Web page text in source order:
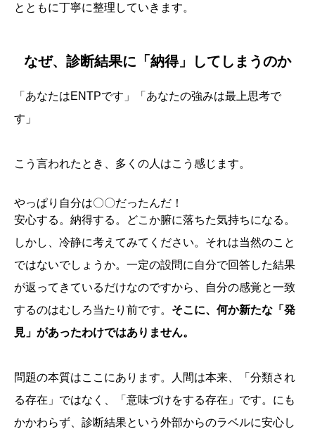
とともに丁寧に整理していきます。
なぜ、診断結果に「納得」してしまうのか
「あなたはENTPです」「あなたの強みは最上思考で
す」
こう言われたとき、多くの人はこう感じます。
やっぱり自分は〇〇だったんだ！
安心する。納得する。どこか腑に落ちた気持ちになる。
しかし、冷静に考えてみてください。それは当然のこと
ではないでしょうか。一定の設問に自分で回答した結果
が返ってきているだけなのですから、自分の感覚と一致
するのはむしろ当たり前です。 そこに、何か新たな「発
見」があったわけではありません。
問題の本質はここにあります。人間は本来、「分類され
る存在」ではなく、「意味づけをする存在」です。にも
かかわらず、診断結果という外部からのラベルに安心し